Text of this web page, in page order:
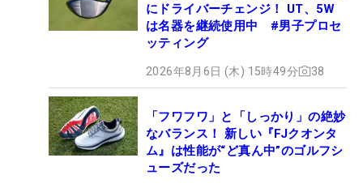
にドライバーチェンジ！ UT、5W
は名器を継続使用中 #男子プロセ
ッティング
2026年8月6日 (木) 15時49分 38
「フワフワ」と「しっかり」の絶妙
なバランス！ 新しい『FJクオンタ
ム』は性能が“ど真ん中”のゴルフシ
ューズだった